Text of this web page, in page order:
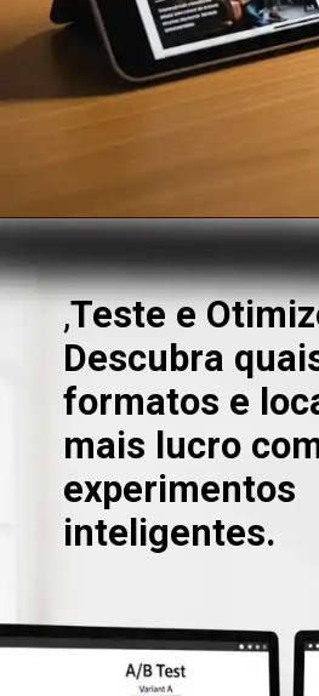
,Teste e
Descubra
formatos e
mais lucro
experimentos
inteligentes.